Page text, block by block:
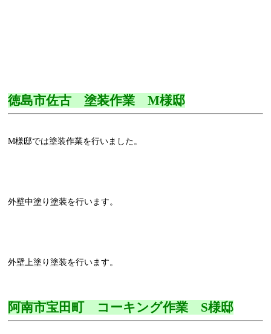
徳島市佐古 塗装作業 M様邸
M様邸では塗装作業を行いました。
外壁中塗り塗装を行います。
外壁上塗り塗装を行います。
阿南市宝田町 コーキング作業 S様邸